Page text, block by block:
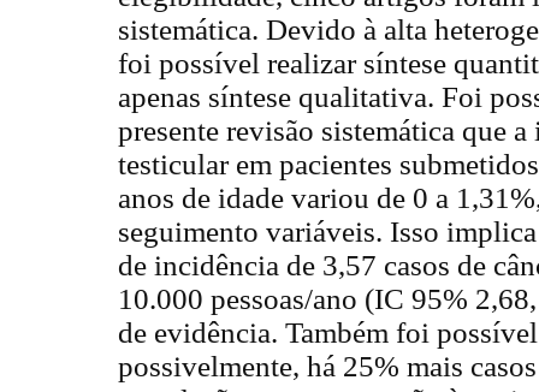
sistemática. Devido à alta
foi possível realizar síntese
apenas síntese qualitativa. Foi
presente revisão sistemática que
testicular em pacientes
anos de idade variou de 0 a
seguimento variáveis. Isso
de incidência de 3,57 casos de
10.000 pessoas/ano (IC 95%
de evidência. Também foi
possivelmente, há 25% mais